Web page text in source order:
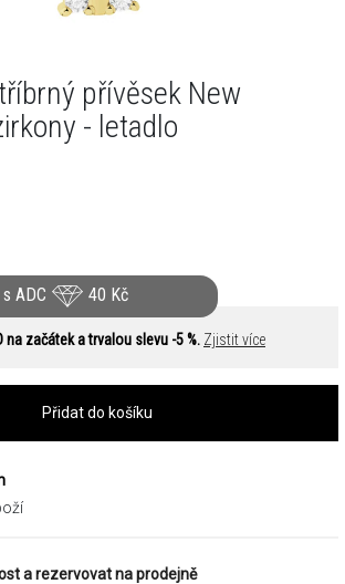
přívěsek New
- letadlo
ADC 40 Kč
na začátek a trvalou slevu -5 %. Zjistit více
Přidat do košíku
a rezervovat na prodejně